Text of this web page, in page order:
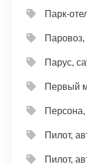
Парк-
Паровоз,
Парус,
Первый
Персона,
Пилот,
Пилот,